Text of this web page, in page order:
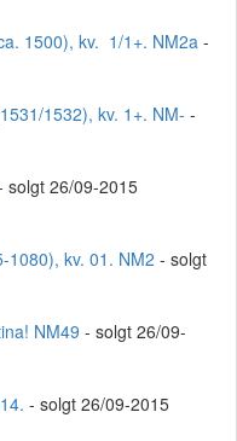
1500), kv. 1/1+. NM2a-
1532), kv. 1+. NM- -
solgt 26/09-2015
kv. 01. NM2 - solgt
NM49 - solgt 26/09-
- solgt 26/09-2015